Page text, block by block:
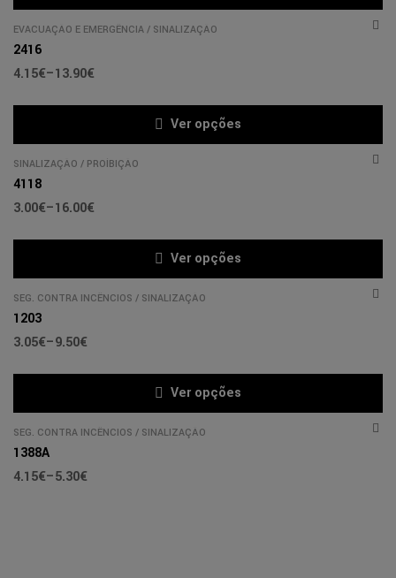
EVACUAÇÃO E EMERGÊNCIA / SINALIZAÇÃO
2416
4.15€–13.90€
Ver opções
SINALIZAÇÃO / PROÍBIÇÃO
4118
3.00€–16.00€
Ver opções
SEG. CONTRA INCÊNCIOS / SINALIZAÇÃO
1203
3.05€–9.50€
Ver opções
SEG. CONTRA INCÊNCIOS / SINALIZAÇÃO
1388A
4.15€–5.30€